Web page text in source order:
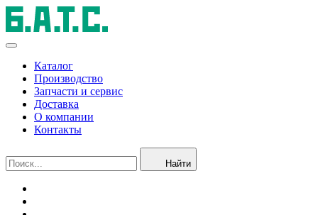
Каталог
Производство
Запчасти и сервис
Доставка
О компании
Контакты
Найти